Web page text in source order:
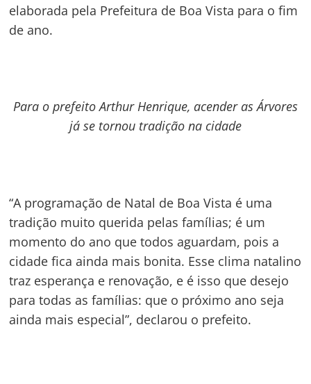
elaborada pela Prefeitura de Boa Vista para o fim
de ano.
Para o prefeito Arthur Henrique, acender as Árvores
já se tornou tradição na cidade
“A programação de Natal de Boa Vista é uma
tradição muito querida pelas famílias; é um
momento do ano que todos aguardam, pois a
cidade fica ainda mais bonita. Esse clima natalino
traz esperança e renovação, e é isso que desejo
para todas as famílias: que o próximo ano seja
ainda mais especial”, declarou o prefeito.